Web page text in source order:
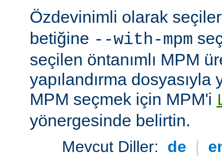
Özdevinimli olarak
betiğine --with-mpm
seçilen öntanımlı MPM
yapılandırma dosyasıyla
MPM seçmek için MPM'i
yönergesinde belirtin.
Mevcut Diller: de |